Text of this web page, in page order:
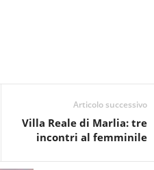
Articolo successivo
Villa Reale di Marlia: tre
incontri al femminile